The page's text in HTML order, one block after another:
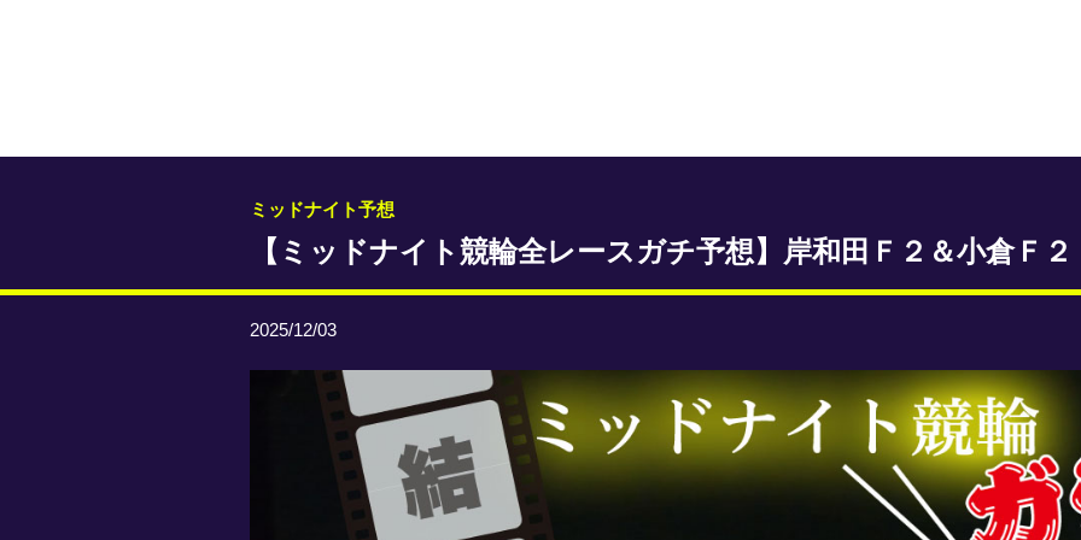
ミッドナイト予想
【ミッドナイト競輪全レースガチ予想】岸和田Ｆ２＆小倉Ｆ
2025/12/03